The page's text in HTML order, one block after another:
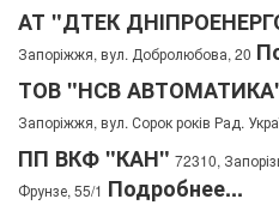
АТ "ДТЕК
Запоріжжя, вул. Добролюбова, 20
ТОВ "НСВ
Запоріжжя, вул. Сорок років Рад.
ПП ВКФ "КАН" 72310,
Фрунзе, 55/1 Подробнее...